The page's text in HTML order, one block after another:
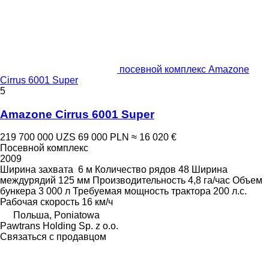
посевной комплекс Amazone
Cirrus 6001 Super
5
Amazone Cirrus 6001 Super
219 700 000 UZS 69 000 PLN ≈ 16 020 €
Посевной комплекс
2009
Ширина захвата 6 м Количество рядов 48 Ширина
междурядий 125 мм Производительность 4,8 га/час Объем
бункера 3 000 л Требуемая мощность трактора 200 л.с.
Рабочая скорость 16 км/ч
Польша, Poniatowa
Pawtrans Holding Sp. z o.o.
Связаться с продавцом